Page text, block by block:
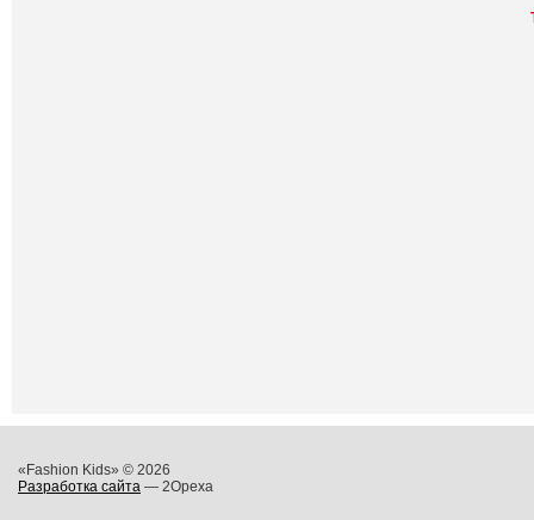
«Fashion Kids» © 2026
Разработка сайта — 2Opexa